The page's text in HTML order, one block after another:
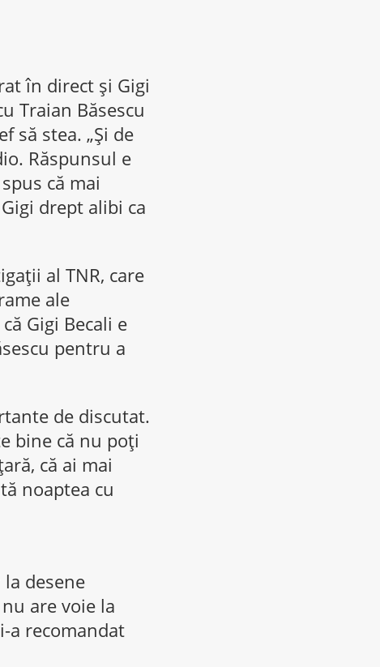
în direct şi Gigi
Traian Băsescu
să stea. „Şi de
Răspunsul e
că mai
drept alibi ca
al TNR, care
ale
Gigi Becali e
pentru a
de discutat.
bine că nu poţi
că ai mai
noaptea cu
desene
are voie la
a recomandat